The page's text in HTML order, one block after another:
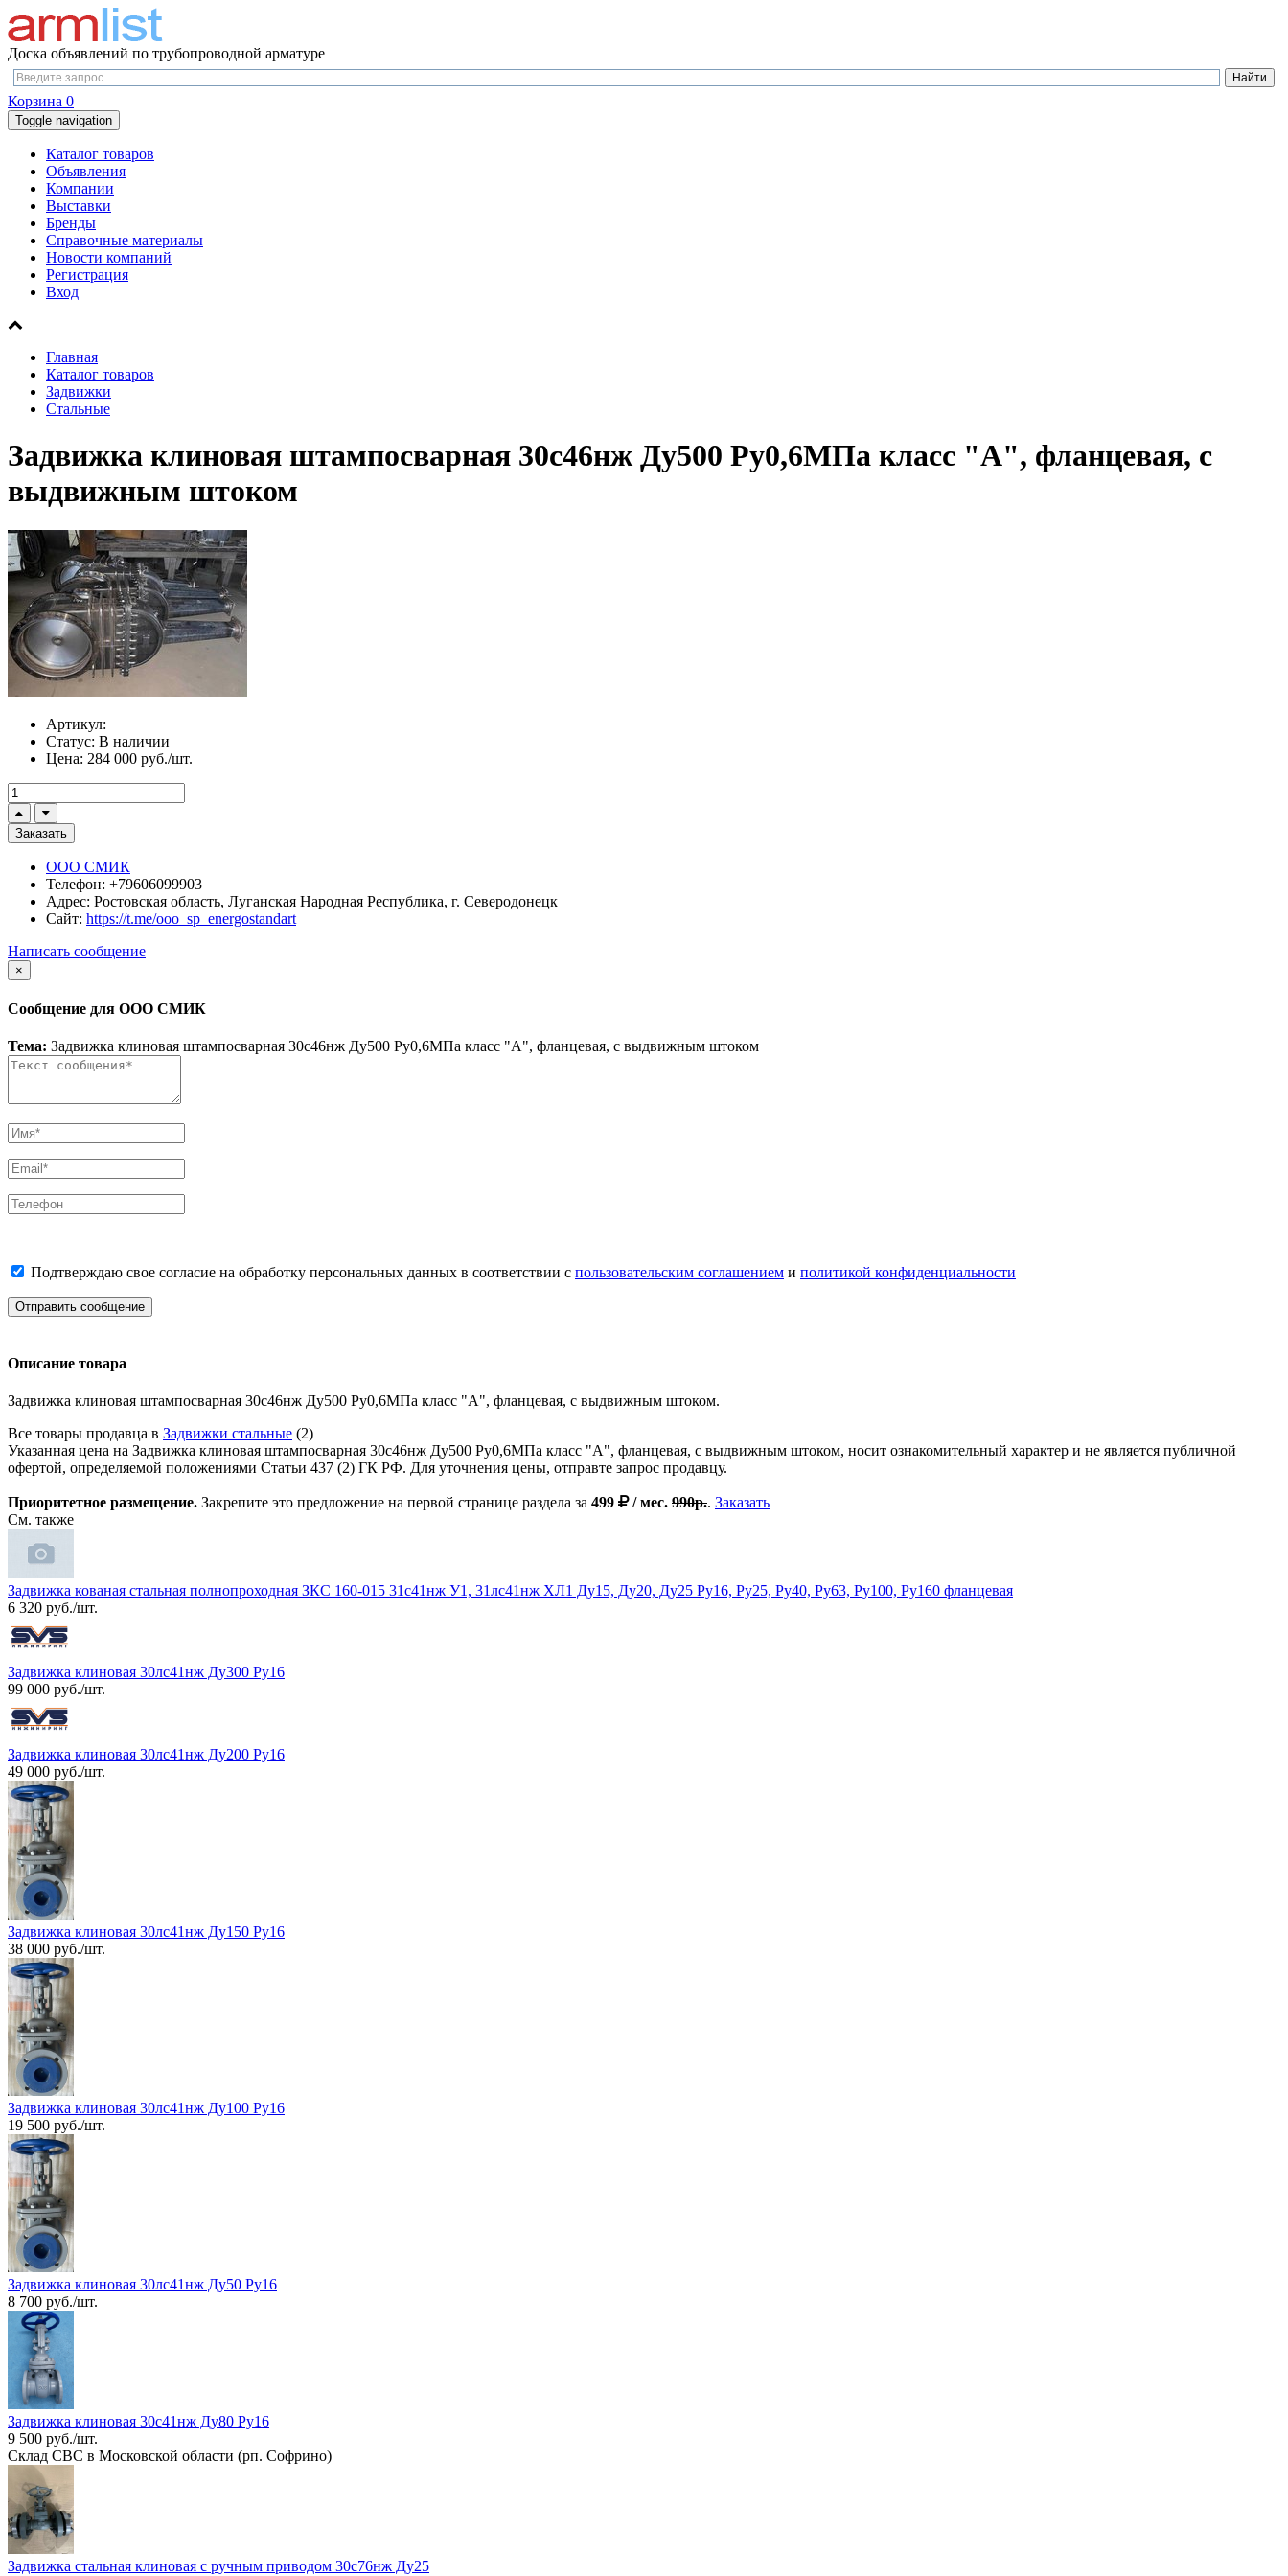
Доска объявлений по трубопроводной арматуре
Корзина 0
Toggle navigation
Каталог товаров
Объявления
Компании
Выставки
Бренды
Справочные материалы
Новости компаний
Регистрация
Вход
Главная
Каталог товаров
Задвижки
Стальные
Задвижка клиновая штампосварная 30с46нж Ду500 Ру0,6МПа класс "А", фланцевая, с
выдвижным штоком
Артикул:
Статус: В наличии
Цена: 284 000 руб./шт.
Заказать
ООО СМИК
Телефон: +79606099903
Адрес: Ростовская область, Луганская Народная Республика, г. Северодонецк
Сайт: https://t.me/ooo_sp_energostandart
Написать сообщение
×
Сообщение для ООО СМИК
Тема: Задвижка клиновая штампосварная 30с46нж Ду500 Ру0,6МПа класс "А", фланцевая, с выдвижным штоком
Подтверждаю свое согласие на обработку персональных данных в соответствии с пользовательским соглашением и политикой конфиденциальности
Отправить сообщение
Описание товара
Задвижка клиновая штампосварная 30с46нж Ду500 Ру0,6МПа класс "А", фланцевая, с выдвижным штоком.
Все товары продавца в Задвижки стальные (2)
Указанная цена на Задвижка клиновая штампосварная 30с46нж Ду500 Ру0,6МПа класс "А", фланцевая, с выдвижным штоком, носит ознакомительный характер и не является публичной
офертой, определяемой положениями Статьи 437 (2) ГК РФ. Для уточнения цены, отправте запрос продавцу.
Приоритетное размещение. Закрепите это предложение на первой странице раздела за 499 / мес. 990р.. Заказать
См. также
Задвижка кованая стальная полнопроходная ЗКС 160-015 31с41нж У1, 31лс41нж ХЛ1 Ду15, Ду20, Ду25 Ру16, Ру25, Ру40, Ру63, Ру100, Ру160 фланцевая
6 320 руб./шт.
Задвижка клиновая 30лс41нж Ду300 Ру16
99 000 руб./шт.
Задвижка клиновая 30лс41нж Ду200 Ру16
49 000 руб./шт.
Задвижка клиновая 30лс41нж Ду150 Ру16
38 000 руб./шт.
Задвижка клиновая 30лс41нж Ду100 Ру16
19 500 руб./шт.
Задвижка клиновая 30лс41нж Ду50 Ру16
8 700 руб./шт.
Задвижка клиновая 30с41нж Ду80 Ру16
9 500 руб./шт.
Склад СВС в Московской области (рп. Софрино)
Задвижка стальная клиновая с ручным приводом 30с76нж Ду25